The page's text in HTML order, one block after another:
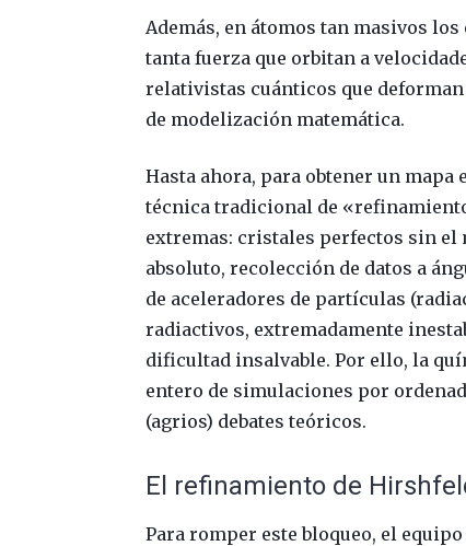
Además, en átomos tan masivos
tanta fuerza que orbitan a
relativistas cuánticos que
de modelización matemática.
Hasta ahora, para obtener un
técnica tradicional de
extremas: cristales perfectos sin el
absoluto, recolección de datos a
de aceleradores de partículas
radiactivos, extremadamente
dificultad insalvable. Por ello, la
entero de simulaciones por
(agrios) debates teóricos.
El refinamiento de
Para romper este bloqueo, el